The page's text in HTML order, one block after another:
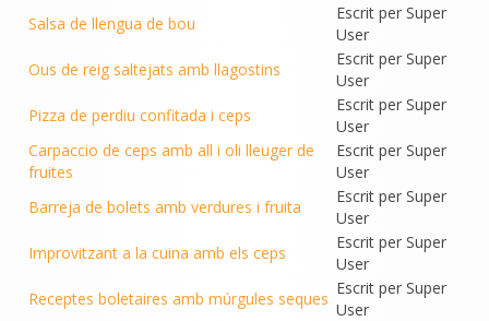
Salsa de llengua de bou
Escrit per Super
User
Ous de reig saltejats amb llagostins
Escrit per Super
User
Pizza de perdiu confitada i ceps
Escrit per Super
User
Carpaccio de ceps amb all i oli lleuger de
fruites
Escrit per Super
User
Barreja de bolets amb verdures i fruita
Escrit per Super
User
Improvitzant a la cuina amb els ceps
Escrit per Super
User
Receptes boletaires amb múrgules seques
Escrit per Super
User